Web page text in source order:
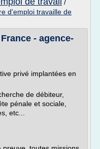
/
d'emploi travaille de
- agence-
privé implantées en
de débiteur,
pénale et sociale,
etc...